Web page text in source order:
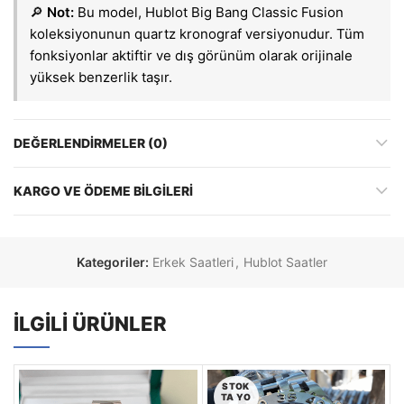
🔎 Not: Bu model, Hublot Big Bang Classic Fusion
koleksiyonunun quartz kronograf versiyonudur. Tüm
fonksiyonlar aktiftir ve dış görünüm olarak orijinale
yüksek benzerlik taşır.
DEĞERLENDIRMELER (0)
KARGO VE ÖDEME BILGILERI
Kategoriler: Erkek Saatleri , Hublot Saatler
İLGILI ÜRÜNLER
STOK
TA YO